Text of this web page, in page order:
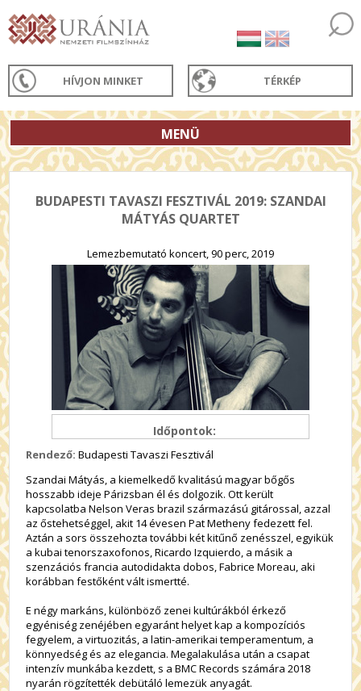
HÍVJON MINKET TÉRKÉP
MENÜ
BUDAPESTI TAVASZI FESZTIVÁL 2019: SZANDAI
MÁTYÁS QUARTET
Lemezbemutató koncert, 90 perc, 2019
Időpontok:
Rendező: Budapesti Tavaszi Fesztivál
Szandai Mátyás, a kiemelkedő kvalitású magyar bőgős
hosszabb ideje Párizsban él és dolgozik. Ott került
kapcsolatba Nelson Veras brazil származású gitárossal, azzal
az őstehetséggel, akit 14 évesen Pat Metheny fedezett fel.
Aztán a sors összehozta további két kitűnő zenésszel, egyikük
a kubai tenorszaxofonos, Ricardo Izquierdo, a másik a
szenzációs francia autodidakta dobos, Fabrice Moreau, aki
korábban festőként vált ismertté.
E négy markáns, különböző zenei kultúrákból érkező
egyéniség zenéjében egyaránt helyet kap a kompozíciós
fegyelem, a virtuozitás, a latin-amerikai temperamentum, a
könnyedség és az elegancia. Megalakulása után a csapat
intenzív munkába kezdett, s a BMC Records számára 2018
nyarán rögzítették debütáló lemezük anyagát.